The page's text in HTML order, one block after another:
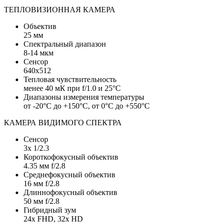
ТЕПЛОВИЗИОННАЯ КАМЕРА
Объектив
25 мм
Спектральный диапазон
8-14 мкм
Сенсор
640х512
Тепловая чувствительность
менее 40 мК при f/1.0 и 25°С
Диапазоны измерения температуры
от -20°С до +150°С, от 0°С до +550°С
КАМЕРА ВИДИМОГО СПЕКТРА
Сенсор
3х 1/2.3
Короткофокусный объектив
4.35 мм f/2.8
Среднефокусный объектив
16 мм f/2.8
Длиннофокусный объектив
50 мм f/2.8
Гибридный зум
24х FHD, 32х HD